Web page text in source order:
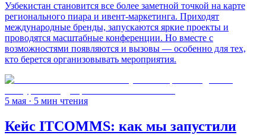
Узбекистан становится все более заметной точкой на карте
регионального пиара и ивент-маркетинга. Приходят
международные бренды, запускаются яркие проекты и
проводятся масштабные конференции. Но вместе с
возможностями появляются и вызовы — особенно для тех,
кто берется организовывать мероприятия.
5 мая · 5 мин чтения
Кейс ITCOMMS: как мы запустили